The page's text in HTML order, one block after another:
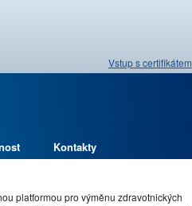
Vstup s certifikátem
Kontakty
platformou pro výměnu zdravotnických